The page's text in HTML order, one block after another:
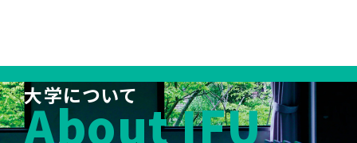
大学について
About IFU